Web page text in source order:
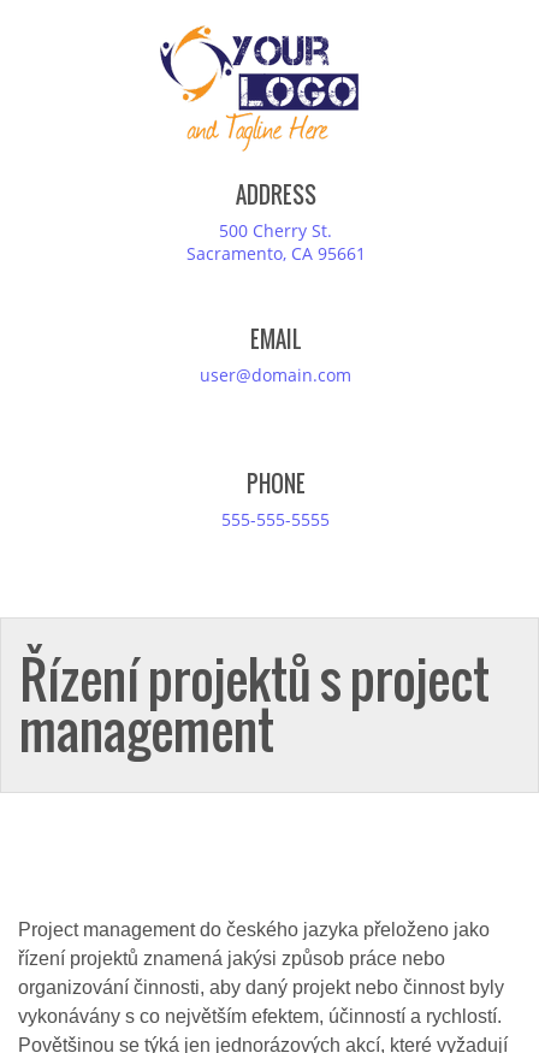
ADDRESS
500 Cherry St.
Sacramento, CA 95661
EMAIL
user@domain.com
PHONE
555-555-5555
Řízení projektů s project
management
Project management do českého jazyka přeloženo jako
řízení projektů znamená jakýsi způsob práce nebo
organizování činnosti, aby daný projekt nebo činnost byly
vykonávány s co největším efektem, účinností a rychlostí.
Povětšinou se týká jen jednorázových akcí, které vyžadují